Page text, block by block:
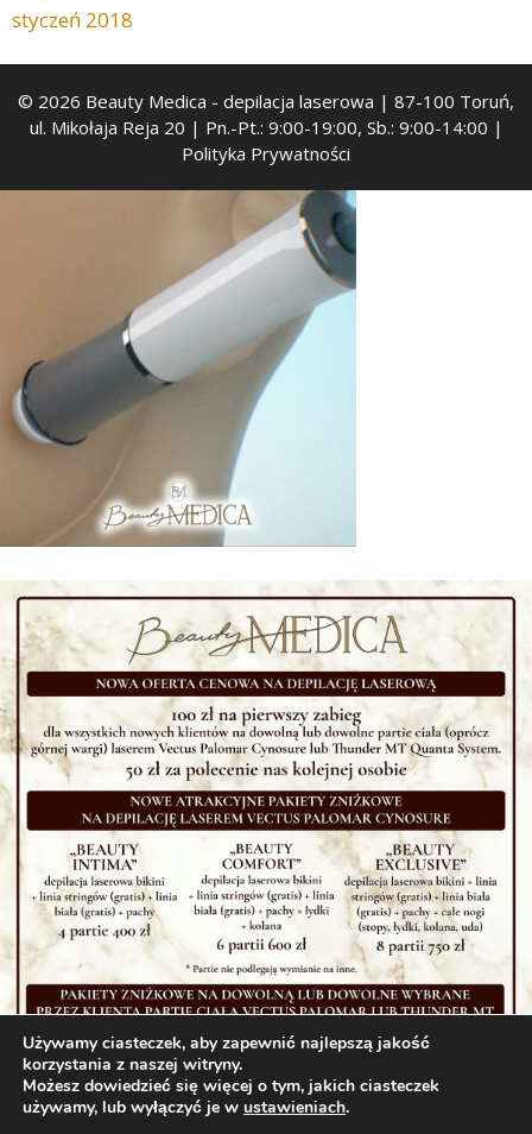
styczeń 2018
© 2026 Beauty Medica - depilacja laserowa | 87-100 Toruń,
ul. Mikołaja Reja 20 | Pn.-Pt.: 9:00-19:00, Sb.: 9:00-14:00 |
Polityka Prywatności
Używamy ciasteczek, aby zapewnić najlepszą jakość
korzystania z naszej witryny.
Możesz dowiedzieć się więcej o tym, jakich ciasteczek
używamy, lub wyłączyć je w ustawieniach.